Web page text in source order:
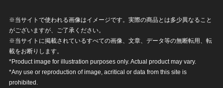
※当サイトで使われる画像はイメージです。実際の商品とは多少異なること
がございますが、ご了承ください。
※当サイトに掲載されているすべての画像、文章、データ等の無断転用、転
載をお断りします。
*Product image for illustration purposes only. Actual product may vary.
*Any use or reproduction of image, acritical or data from this site is
prohibited.